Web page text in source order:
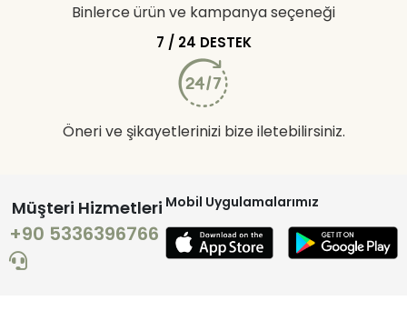
Binlerce ürün ve kampanya seçeneği
7 / 24 DESTEK
Öneri ve şikayetlerinizi bize iletebilirsiniz.
Müşteri Hizmetleri
+90 5336396766
Mobil Uygulamalarımız